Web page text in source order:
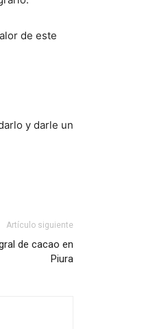
de este
y darle un
Artículo siguiente
de cacao en
Piura